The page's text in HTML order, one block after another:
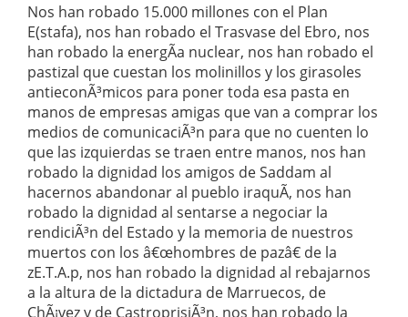
Nos han robado 15.000 millones con el Plan
E(stafa), nos han robado el Trasvase del Ebro, nos
han robado la energÃ­a nuclear, nos han robado el
pastizal que cuestan los molinillos y los girasoles
antieconÃ³micos para poner toda esa pasta en
manos de empresas amigas que van a comprar los
medios de comunicaciÃ³n para que no cuenten lo
que las izquierdas se traen entre manos, nos han
robado la dignidad los amigos de Saddam al
hacernos abandonar al pueblo iraquÃ­, nos han
robado la dignidad al sentarse a negociar la
rendiciÃ³n del Estado y la memoria de nuestros
muertos con los â€œhombres de pazâ€ de la
zE.T.A.p, nos han robado la dignidad al rebajarnos
a la altura de la dictadura de Marruecos, de
ChÃ¡vez y de CastroprisiÃ³n, nos han robado la